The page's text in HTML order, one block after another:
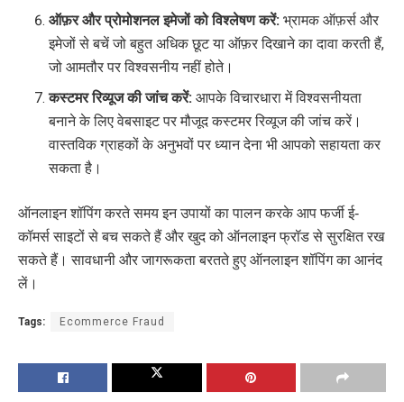
ऑफ़र और प्रोमोशनल इमेजों को विश्लेषण करें: भ्रामक ऑफ़र्स और
इमेजों से बचें जो बहुत अधिक छूट या ऑफ़र दिखाने का दावा करती हैं,
जो आमतौर पर विश्वसनीय नहीं होते।
कस्टमर रिव्यूज की जांच करें: आपके विचारधारा में विश्वसनीयता
बनाने के लिए वेबसाइट पर मौजूद कस्टमर रिव्यूज की जांच करें।
वास्तविक ग्राहकों के अनुभवों पर ध्यान देना भी आपको सहायता कर
सकता है।
ऑनलाइन शॉपिंग करते समय इन उपायों का पालन करके आप फर्जी ई-
कॉमर्स साइटों से बच सकते हैं और खुद को ऑनलाइन फ्रॉड से सुरक्षित रख
सकते हैं। सावधानी और जागरूकता बरतते हुए ऑनलाइन शॉपिंग का आनंद
लें।
Tags: Ecommerce Fraud